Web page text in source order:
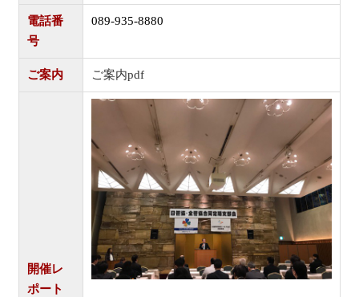
電話番
号
089-935-8880
ご案内 ご案内pdf
開催レ
ポート